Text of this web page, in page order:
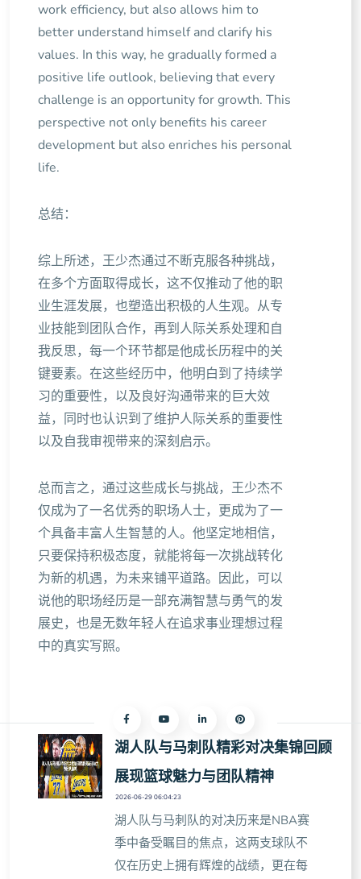
work efficiency, but also allows him to
better understand himself and clarify his
values. In this way, he gradually formed a
positive life outlook, believing that every
challenge is an opportunity for growth. This
perspective not only benefits his career
development but also enriches his personal
life.
总结：
综上所述，王少杰通过不断克服各种挑战，
在多个方面取得成长，这不仅推动了他的职
业生涯发展，也塑造出积极的人生观。从专
业技能到团队合作，再到人际关系处理和自
我反思，每一个环节都是他成长历程中的关
键要素。在这些经历中，他明白到了持续学
习的重要性，以及良好沟通带来的巨大效
益，同时也认识到了维护人际关系的重要性
以及自我审视带来的深刻启示。
总而言之，通过这些成长与挑战，王少杰不
仅成为了一名优秀的职场人士，更成为了一
个具备丰富人生智慧的人。他坚定地相信，
只要保持积极态度，就能将每一次挑战转化
为新的机遇，为未来铺平道路。因此，可以
说他的职场经历是一部充满智慧与勇气的发
展史，也是无数年轻人在追求事业理想过程
中的真实写照。
湖人队与马刺队精彩对决集锦回顾
展现篮球魅力与团队精神
2026-06-29 06:04:23
湖人队与马刺队的对决历来是NBA赛
季中备受瞩目的焦点，这两支球队不
仅在历史上拥有辉煌的战绩，更在每